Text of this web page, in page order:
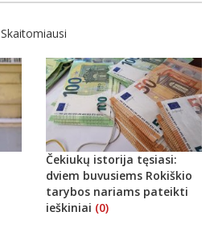
Skaitomiausi
Čekiukų istorija tęsiasi:
dviem buvusiems Rokiškio
tarybos nariams pateikti
ieškiniai (0)